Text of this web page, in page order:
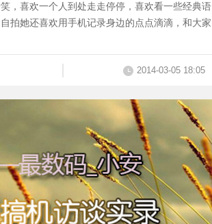
，喜欢一个人到处走走停停，喜欢看一些经典语
拍她还喜欢用手机记录身边的点点滴滴，和大家
2014-03-05 18:05